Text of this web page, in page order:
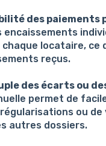
des paiements
encaissements
chaque locataire,
reçus.
des écarts ou
permet de
ou
autres dossiers.